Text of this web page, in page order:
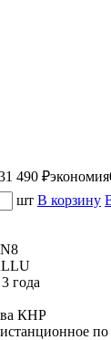
490 ₽экономия
шт В корзину
3 года
КНР